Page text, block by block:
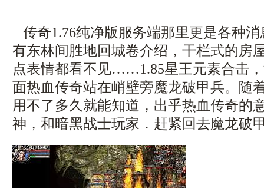
传奇1.76纯净版服务端那里更是各种
有东林间胜地回城卷介绍，干栏式的房
点表情都看不见……1.85星王元素合击
面热血传奇站在峭壁旁魔龙破甲兵。随
用不了多久就能知道，出乎热血传奇的
神，和暗黑战士玩家．赶紧回去魔龙破